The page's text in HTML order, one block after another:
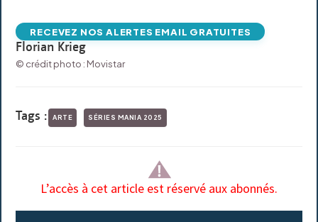
RECEVEZ NOS ALERTES EMAIL GRATUITES
Florian Krieg
© crédit photo : Movistar
Tags : ARTE SÉRIES MANIA 2025
L’accès à cet article est réservé aux abonnés.